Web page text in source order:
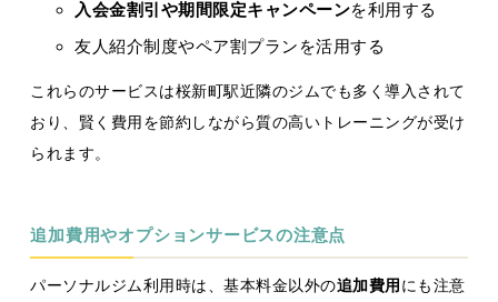
入会金割引や期間限定キャンペーンを利用する
友人紹介制度やペア割プランを活用する
これらのサービスは桜新町駅近隣のジムでも多く導入されて
おり、賢く費用を節約しながら質の高いトレーニングが受け
られます。
追加費用やオプションサービスの注意点
パーソナルジム利用時は、基本料金以外の追加費用 にも注意